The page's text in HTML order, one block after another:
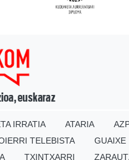
euskaraz
IRRATIA ATARIA
TELEBISTA GUAIXE
TXINTXARRI